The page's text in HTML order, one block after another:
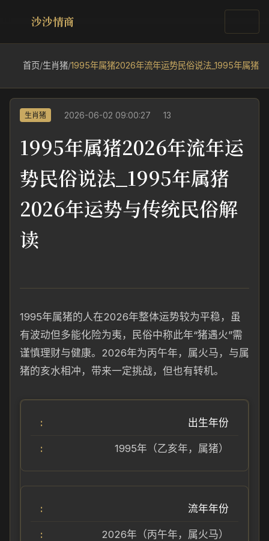
沙沙情商
首页/生肖猪/1995年属猪2026年流年运势民俗说法_1995年属猪
生肖猪 2026-06-02 09:00:27 13
1995年属猪2026年流年运
势民俗说法_1995年属猪
2026年运势与传统民俗解
读
1995年属猪的人在2026年整体运势较为平稳，虽
有波动但多能化险为夷，民俗中称此年“猪遇火”需
谨慎理财与健康。2026年为丙午年，属火马，与属
猪的亥水相冲，带来一定挑战，但也有转机。
出生年份
1995年（乙亥年，属猪）
流年年份
2026年（丙午年，属火马）